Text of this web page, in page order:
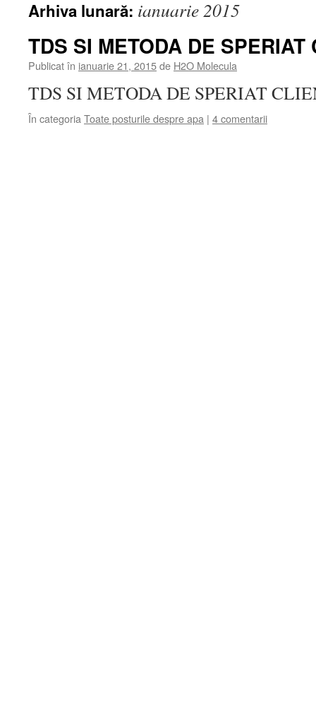
Arhiva lunară: ianuarie 2015
TDS SI METODA DE SPERIAT
Publicat în ianuarie 21, 2015de H2O Molecula
TDS SI METODA DE SPERIAT
În categoria Toate posturile despre apa | 4 comentarii